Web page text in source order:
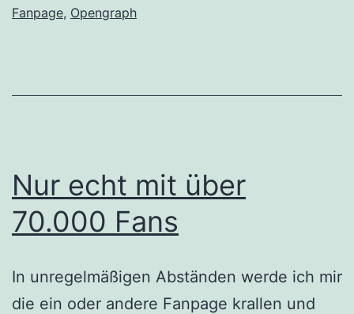
Fanpage, Opengraph
Nur echt mit über
70.000 Fans
In unregelmäßigen Abständen werde ich mir
die ein oder andere Fanpage krallen und